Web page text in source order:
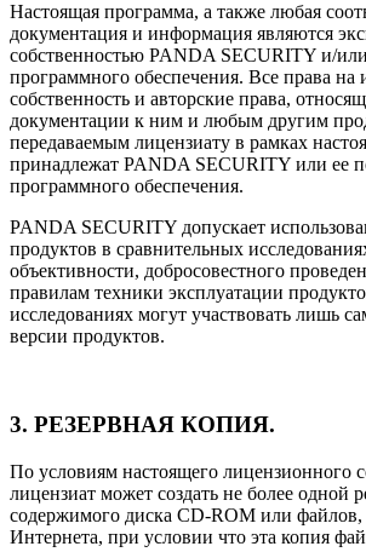
Настоящая программа, а также любая
документация и информация являются
собственностью PANDA SECURITY и/
программного обеспечения. Все права на
собственность и авторские права,
документации к ним и любым другим
передаваемым лицензиату в рамках
принадлежат PANDA SECURITY или ее
программного обеспечения.
PANDA SECURITY допускает
продуктов в сравнительных
объективности, добросовестного
правилам техники эксплуатации
исследованиях могут участвовать лишь
версии продуктов.
3. РЕЗЕРВНАЯ КОПИЯ.
По условиям настоящего лицензионного
лицензиат может создать не более одной
содержимого диска CD-ROM или
Интернета, при условии что эта копия